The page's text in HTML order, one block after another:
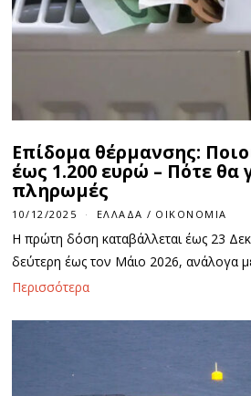
Επίδομα θέρμανσης:
έως 1.200 ευρώ – Πότε θα
πληρωμές
10/12/2025 ΕΛΛΆΔΑ / ΟΙΚΟΝΟΜΊΑ
Η πρώτη δόση καταβάλλεται έως 23
δεύτερη έως τον Μάιο 2026, ανάλογα
Περισσότερα